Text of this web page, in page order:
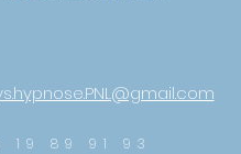
19 89 91 93